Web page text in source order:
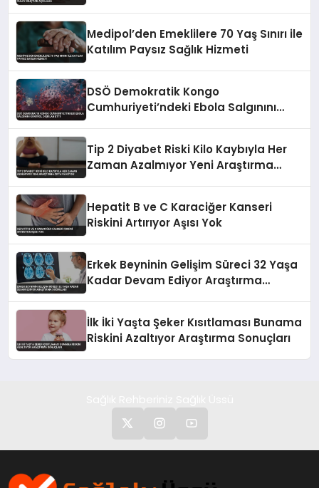
Medipol’den Emeklilere 70 Yaş Sınırı ile
Katılım Paysız Sağlık Hizmeti
DSÖ Demokratik Kongo
Cumhuriyeti’ndeki Ebola Salgınını
Tip 2 Diyabet Riski Kilo Kaybıyla Her
Zaman Azalmıyor Yeni Araştırma
Hepatit B ve C Karaciğer Kanseri
Riskini Artırıyor Aşısı Yok
Erkek Beyninin Gelişim Süreci 32 Yaşa
Kadar Devam Ediyor Araştırma
İlk İki Yaşta Şeker Kısıtlaması Bunama
Riskini Azaltıyor Araştırma Sonuçları